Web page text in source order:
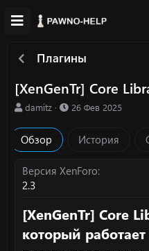
Плагины
[XenGenTr] Core
А
т
о
damitz
Д
о
н
и
26 Фев 2025
Обзор История
Версия XenForo
2.3
[XenGenTr] Core
который